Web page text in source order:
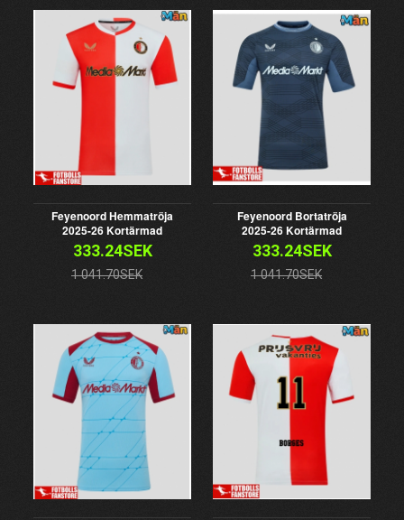
Feyenoord Hemmatröja
2025-26 Kortärmad
333.24SEK
1 041.70SEK
Feyenoord Bortatröja
2025-26 Kortärmad
333.24SEK
1 041.70SEK